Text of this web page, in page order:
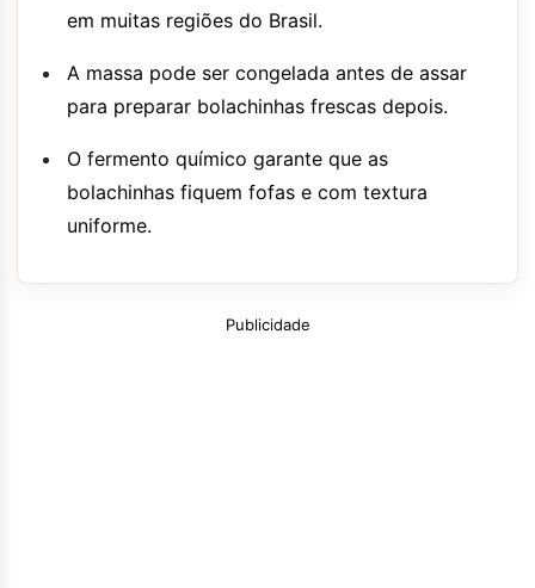
em muitas regiões do Brasil.
A massa pode ser congelada antes de assar
para preparar bolachinhas frescas depois.
O fermento químico garante que as
bolachinhas fiquem fofas e com textura
uniforme.
Publicidade